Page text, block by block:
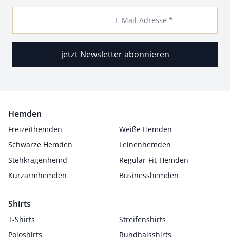
E-Mail-Adresse *
jetzt Newsletter abonnieren
Hemden
Freizeithemden
Weiße Hemden
Schwarze Hemden
Leinenhemden
Stehkragenhemd
Regular-Fit-Hemden
Kurzarmhemden
Businesshemden
Shirts
T-Shirts
Streifenshirts
Poloshirts
Rundhalsshirts